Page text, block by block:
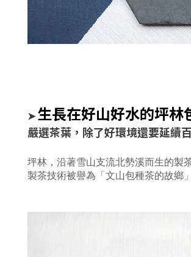
➤生長在好山好水的坪林
嚴選茶葉，除了好環境還要延續
坪林，沿著雪山支流北勢溪而生的製
製茶技術被譽為 「文山包種茶的故鄉」